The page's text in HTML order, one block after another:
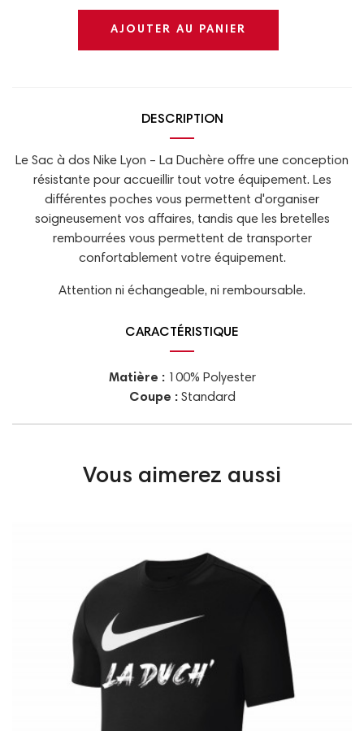
AJOUTER AU PANIER
DESCRIPTION
Le Sac à dos Nike Lyon – La Duchère offre une conception
résistante pour accueillir tout votre équipement. Les
différentes poches vous permettent d'organiser
soigneusement vos affaires, tandis que les bretelles
rembourrées vous permettent de transporter
confortablement votre équipement.
Attention ni échangeable, ni remboursable.
CARACTÉRISTIQUE
Matière : 100% Polyester
Coupe : Standard
Vous aimerez aussi